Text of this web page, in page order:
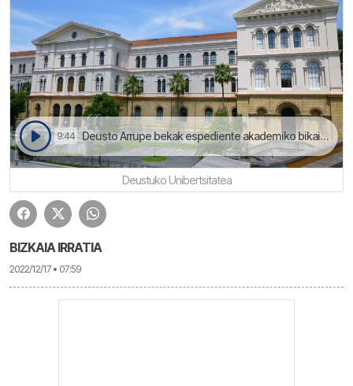
9:44 Deusto Arrupe bekak espediente akademiko bikaina baina baliabiderik ez daukien ikasleentzat dira | Lau Haizetara
Deustuko Unibertsitatea
BIZKAIA IRRATIA
2022/12/17 • 07:59